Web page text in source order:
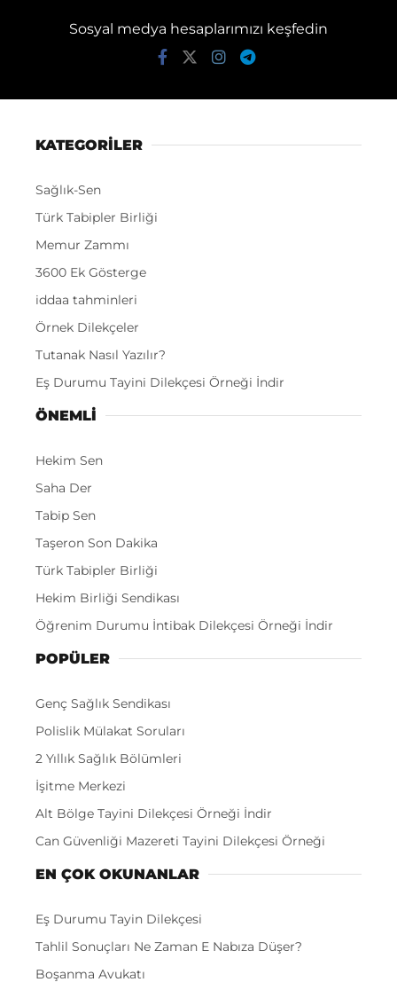
Sosyal medya hesaplarımızı keşfedin
KATEGORİLER
Sağlık-Sen
Türk Tabipler Birliği
Memur Zammı
3600 Ek Gösterge
iddaa tahminleri
Örnek Dilekçeler
Tutanak Nasıl Yazılır?
Eş Durumu Tayini Dilekçesi Örneği İndir
ÖNEMLI
Hekim Sen
Saha Der
Tabip Sen
Taşeron Son Dakika
Türk Tabipler Birliği
Hekim Birliği Sendikası
Öğrenim Durumu İntibak Dilekçesi Örneği İndir
POPÜLER
Genç Sağlık Sendikası
Polislik Mülakat Soruları
2 Yıllık Sağlık Bölümleri
İşitme Merkezi
Alt Bölge Tayini Dilekçesi Örneği İndir
Can Güvenliği Mazereti Tayini Dilekçesi Örneği
EN ÇOK OKUNANLAR
Eş Durumu Tayin Dilekçesi
Tahlil Sonuçları Ne Zaman E Nabıza Düşer?
Boşanma Avukatı